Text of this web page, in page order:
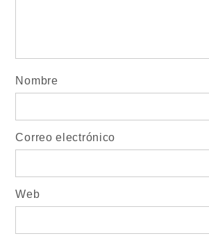
Nombre
Correo electrónico
Web